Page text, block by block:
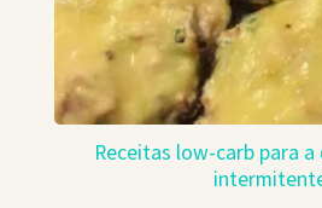
Receitas low-carb para